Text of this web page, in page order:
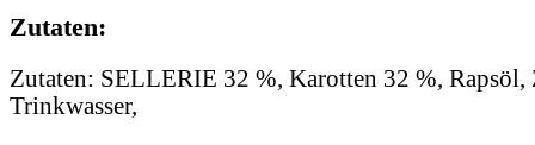
Zutaten:
Zutaten: SELLERIE 32 %, Karotten 32 %, Rapsöl,
Trinkwasser,